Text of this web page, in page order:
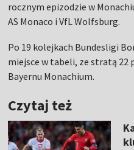
rocznym epizodzie w
AS Monaco i VfL Wolfsburg.
Po 19 kolejkach Bundesligi
miejsce w tabeli, ze stratą 22
Bayernu Monachium.
Czytaj też